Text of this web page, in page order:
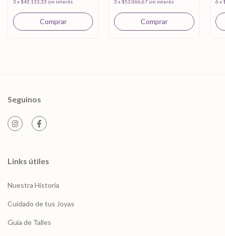
3 x $43.133,33 sin interés 3 x $53.066,67 sin interés 6 x
Seguinos
Links útiles
Nuestra Historia
Cuidado de tus Joyas
Guía de Talles